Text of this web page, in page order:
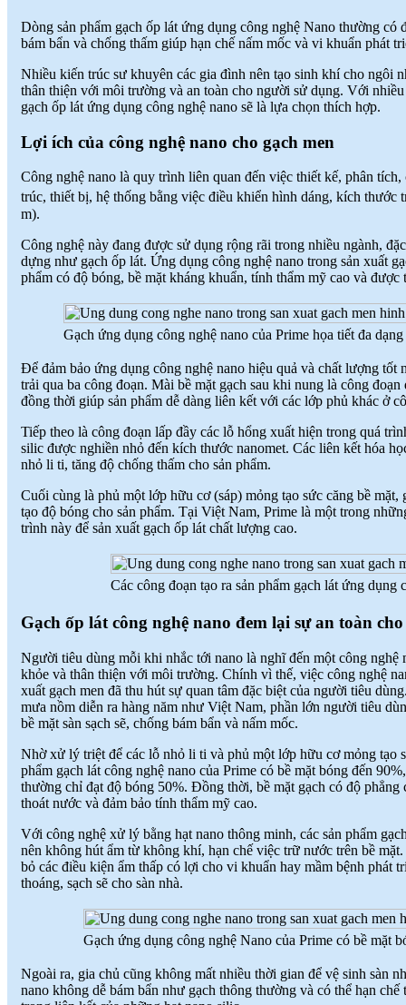
CHỨC THÀNH CÔNG ĐHĐCĐ
THƯỜNG NIÊN NĂM 2018 (2018-05-21 )
GẠCH MEN THANH THANH TỔ
CHỨC HỘI NGHỊ TỔNG KẾT
TÌNH HÌNH SXKD NĂM 2017 VÀ
TRIỂN KHAI HOẠT ĐỘNG SXKD
NĂM 2018
)
CÔNG ĐOÀN CÔNG TY GẠCH
MEN THANH THANH TỔ CHỨC
THÀNH CÔNG ĐẠI HỘI NHIỆM
KỲ XV (2017 - 2022) (2017-10-04
GẠCH MEN THANH THANH TỔ
CHỨC HỘI THAO MỪNG NGÀY
CÁCH MẠNG THÁNG 8 VÀ
QUỐC KHÁNH 2/9. (2017-10-02)
GẠCH MEN THANH THANH TỔ
ĐẠI BIỂU NGƯỜI LAO ĐỘNG
NĂM 2017 ( 2017-10-02 )
Sử dụng vật liệu thân thiện với môi
trường và an toàn cho người sử
dụng (2017-09-06)
Với nhiều ưu điểm nổi bật, sản phẩm
sẽ là lựa chọn thích hợp (2017-09-06)
Công nghệ nano là quy trình liên quan
đến việc thiết kế, phân tích, chế tạo
Dòng sản phẩm gạch ốp lát ứng dụng
công nghệ Nano thường có độ bóng
cao ( 2017-09-06 )
Ứng dụng công nghệ nano trong sản
(2017-09-06)
Dòng sản phẩm gạch ốp lát ứng dụng công nghệ Nano thường có
bám bẩn và chống thấm giúp hạn chế nấm mốc và vi khuẩn phát
Nhiều kiến trúc sư khuyên các gia đình nên tạo sinh khí cho ngôi
thân thiện với môi trường và an toàn cho người sử dụng. Với
gạch ốp lát ứng dụng công nghệ nano sẽ là lựa chọn thích hợp.
Lợi ích của công nghệ nano cho gạch men
Công nghệ nano là quy trình liên quan đến việc thiết kế, phân tích,
trúc, thiết bị, hệ thống bằng việc điều khiển hình dáng, kích thước
m).
Công nghệ này đang được sử dụng rộng rãi trong nhiều ngành,
dựng như gạch ốp lát. Ứng dụng công nghệ nano trong sản xuất
phẩm có độ bóng, bề mặt kháng khuẩn, tính thẩm mỹ cao và
Gạch ứng dụng công nghệ nano của Prime họa tiết đa
Để đảm bảo ứng dụng công nghệ nano hiệu quả và chất lượng tốt
trải qua ba công đoạn. Mài bề mặt gạch sau khi nung là công đoạn
đồng thời giúp sản phẩm dễ dàng liên kết với các lớp phủ khác ở
Tiếp theo là công đoạn lấp đầy các lỗ hổng xuất hiện trong quá
silic được nghiền nhỏ đến kích thước nanomet. Các liên kết hóa
nhỏ li ti, tăng độ chống thấm cho sản phẩm.
Cuối cùng là phủ một lớp hữu cơ (sáp) mỏng tạo sức căng bề mặt,
tạo độ bóng cho sản phẩm. Tại Việt Nam, Prime là một trong
trình này để sản xuất gạch ốp lát chất lượng cao.
Các công đoạn tạo ra sản phẩm gạch lát ứng dụng
Gạch ốp lát công nghệ nano đem lại sự an toàn
Người tiêu dùng mỗi khi nhắc tới nano là nghĩ đến một công nghệ
khỏe và thân thiện với môi trường. Chính vì thế, việc công nghệ
xuất gạch men đã thu hút sự quan tâm đặc biệt của người tiêu
mưa nồm diễn ra hàng năm như Việt Nam, phần lớn người tiêu
bề mặt sàn sạch sẽ, chống bám bẩn và nấm mốc.
Nhờ xử lý triệt để các lỗ nhỏ li ti và phủ một lớp hữu cơ mỏng tạo
phẩm gạch lát công nghệ nano của Prime có bề mặt bóng đến
thường chỉ đạt độ bóng 50%. Đồng thời, bề mặt gạch có độ
thoát nước và đảm bảo tính thẩm mỹ cao.
Với công nghệ xử lý bằng hạt nano thông minh, các sản phẩm
nên không hút ẩm từ không khí, hạn chế việc trữ nước trên bề
bỏ các điều kiện ẩm thấp có lợi cho vi khuẩn hay mầm bệnh phát
thoáng, sạch sẽ cho sàn nhà.
Gạch ứng dụng công nghệ Nano của Prime có bề mặt
Ngoài ra, gia chủ cũng không mất nhiều thời gian để vệ sinh sàn
nano không dễ bám bẩn như gạch thông thường và có thể hạn